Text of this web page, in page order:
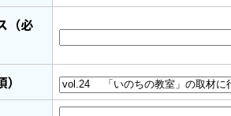
（必